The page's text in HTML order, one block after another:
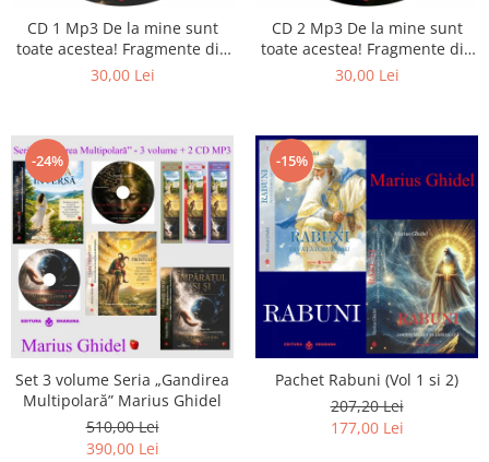
Literatura
Psihologie
Stiinta
CD 1 Mp3 De la mine sunt
toate acestea! Fragmente din
cărțile lui Marius Ghidel
30,00 Lei
CD 2 Mp3 De la mine sunt
toate acestea! Fragmente din
cărțile lui Marius Ghidel
30,00 Lei
-24%
Set 3 volume Seria „Gandirea
Multipolară” Marius Ghidel
510,00 Lei
390,00 Lei
-15%
Pachet Rabuni (Vol 1 si 2)
207,20 Lei
177,00 Lei